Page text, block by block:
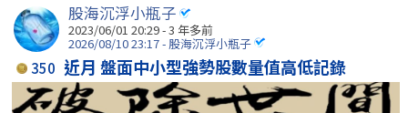
股海沉浮小瓶子
2023/06/01 20:29 - 3 年多前
2026/08/10 23:17 - 股海沉浮小瓶子
350 近月 盤面中小型強勢股數量值高低記錄